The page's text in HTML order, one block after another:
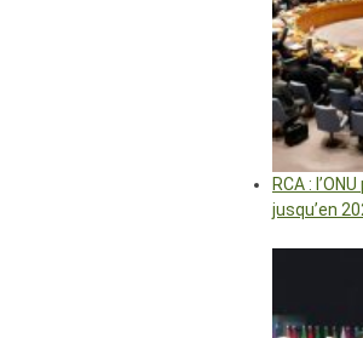
RCA :
jusqu’en